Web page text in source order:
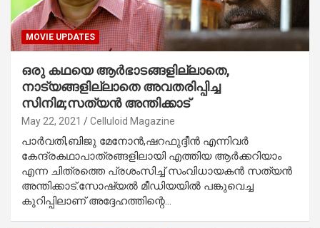
MOVIE UPDATES
ഒരു കഥയെ ആര്‍ഭാടങ്ങളില്ലാതെ,
നാട്യങ്ങളില്ലാതെ അവതരിപ്പിച്ച
സിനിമ;സത്യന്‍ അന്തിക്കാട്
May 22, 2021 Celluloid Magazine
പാര്‍വതി,ബിജു മേനോന്‍,ഷറഫുദ്ദീന്‍ എന്നിവര്‍
കേന്ദ്രകഥാപാത്രങ്ങളിലായി എത്തിയ ആര്‍ക്കറിയാം
എന്ന ചിത്രത്തെ പ്രശംസിച്ച് സംവിധായകന്‍ സത്യന്‍
അന്തിക്കാട്.സോഷ്യല്‍ മീഡിയയില്‍ പങ്കുവെച്ച
കുറിപ്പിലാണ് അദ്ദേഹത്തിന്റെ…